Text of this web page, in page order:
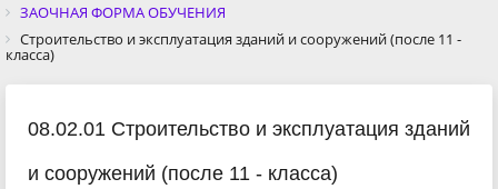
ЗАОЧНАЯ ФОРМА ОБУЧЕНИЯ
Строительство и эксплуатация зданий и сооружений (после 11 -
класса)
08.02.01 Строительство и эксплуатация зданий
и сооружений (после 11 - класса)